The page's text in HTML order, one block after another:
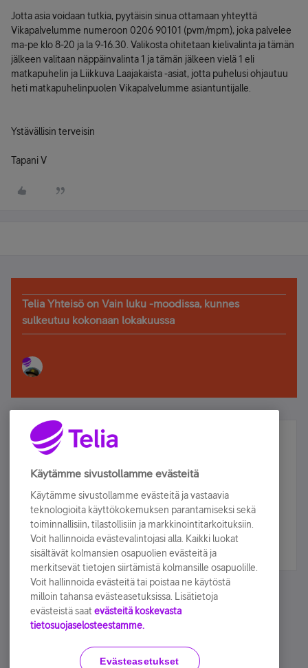
Jotta asia voidaan tutkia, pyytäisin sinua ottamaan yhteyttä
Vikapalvelumme numeroon 0206 90101 (pvm/mpm), joka palvelee
ma-pe klo 8-20 ja la 9-16.30. Valikosta ohitetaan kielivalinta ja tämän
jälkeen valitaan näppäinvalinta 1 ja tämän jälkeen vielä 1 eli
matkapuhelin ja Liikkuva Laajakaista -asiat, jotta puhelusi ohjautuu
heti matkapuhelinpuolen Vikapalvelumme asiantuntijalle.
Ystävällisin terveisin
Tapani V
Telia Yhteisö on Vain luku -moodissa, kunnes
sulkeutuu kokonaan lokakuussa
Älä jää paitsi – osallistu ja voita!
Tilaa Telian uutiskirje ja olet mukana arvonnassa.
sähköpostiisi.
Tilaa nyt
Käyttöehdot Accessibility statement
Käytämme sivustollamme evästeitä
Käytämme sivustollamme evästeitä ja vastaavia
teknologioita käyttökokemuksen parantamiseksi sekä
toiminnallisiin, tilastollisiin ja markkinointitarkoituksiin.
Voit hallinnoida evästevalintojasi alla. Kaikki luokat
sisältävät kolmansien osapuolien evästeitä ja
merkitsevät tietojen siirtämistä kolmansille osapuolille.
Voit hallinnoida evästeitä tai poistaa ne käytöstä
milloin tahansa evästeasetuksissa. Lisätietoja
evästeistä saat evästeitä koskevasta
tietosuojaselosteestamme.
Evästeasetukset